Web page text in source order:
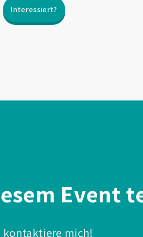
Interessiert?
Event
kontaktiere mich!